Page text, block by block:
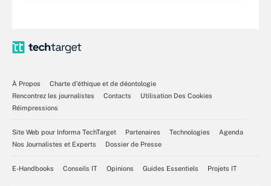
À Propos
Charte d’éthique et de déontologie
Rencontrez les journalistes
Contacts
Utilisation Des Cookies
Réimpressions
Site Web pour Informa TechTarget Partenaires Technologies
Agenda
Nos Journalistes et Experts
Dossier de Presse
E-Handbooks Conseils IT Opinions Guides Essentiels Projets IT